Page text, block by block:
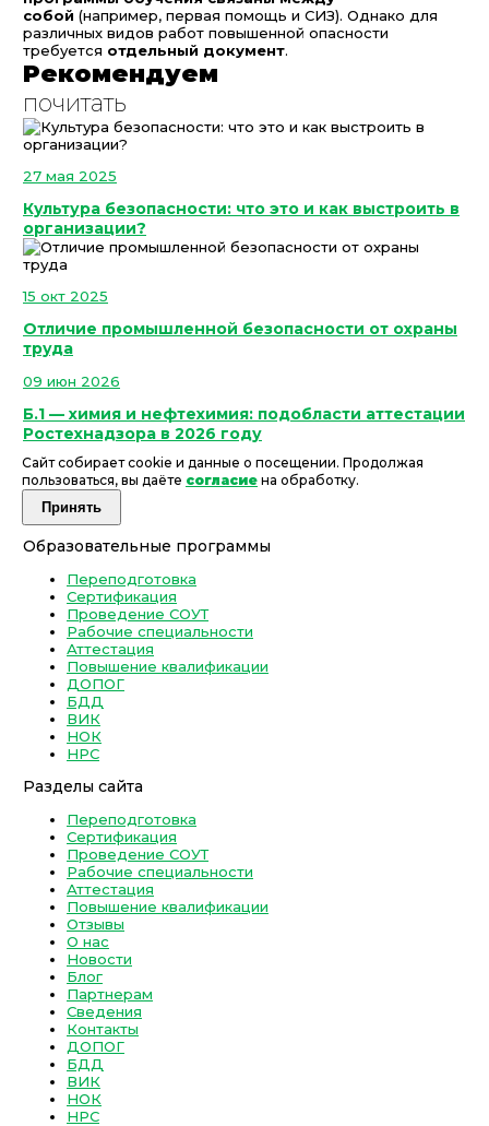
собой (например, первая помощь и СИЗ). Однако для
различных видов работ повышенной опасности
требуется отдельный документ.
Рекомендуем
почитать
27 мая 2025
Культура безопасности: что это и как выстроить в
организации?
15 окт 2025
Отличие промышленной безопасности от охраны
труда
09 июн 2026
Б.1 — химия и нефтехимия: подобласти аттестации
Ростехнадзора в 2026 году
Сайт собирает cookie и данные о посещении. Продолжая
пользоваться, вы даёте согласие на обработку.
Принять
Образовательные программы
Переподготовка
Сертификация
Проведение СОУТ
Рабочие специальности
Аттестация
Повышение квалификации
ДОПОГ
БДД
ВИК
НОК
НРС
Разделы сайта
Переподготовка
Сертификация
Проведение СОУТ
Рабочие специальности
Аттестация
Повышение квалификации
Отзывы
О нас
Новости
Блог
Партнерам
Сведения
Контакты
ДОПОГ
БДД
ВИК
НОК
НРС